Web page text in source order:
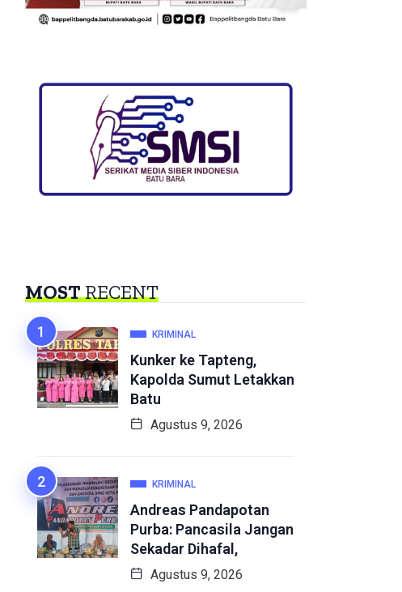
MOSTRECENT
KRIMINAL
Kunker ke Tapteng,
Kapolda Sumut Letakkan
Batu
Agustus 9, 2026
KRIMINAL
Andreas Pandapotan
Purba: Pancasila Jangan
Sekadar Dihafal,
Agustus 9, 2026